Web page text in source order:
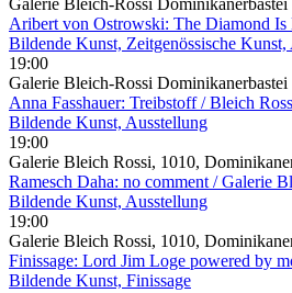
Aribert von Ostrowski: The Diamond
Bildende Kunst, Zeitgenössische Kunst,
19:00
Galerie Bleich-Rossi
Anna Fasshauer: Treibstoff / Bleich
Bildende Kunst, Ausstellung
19:00
Galerie Bleich Rossi, 1010,
Ramesch Daha: no comment / Galerie
Bildende Kunst, Ausstellung
19:00
Galerie Bleich Rossi, 1010,
Finissage: Lord Jim Loge powered by
Bildende Kunst, Finissage